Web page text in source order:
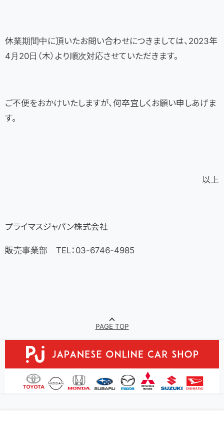
休業期間中に頂いたお問い合わせにつきましては、2023年
4月20日（木）より順次対応させていただきます。
ご不便をおかけいたしますが、何卒宜しくお願い申しあげま
す。
以上
プライマスジャパン株式会社
販売事業部 TEL：03-6746-4985